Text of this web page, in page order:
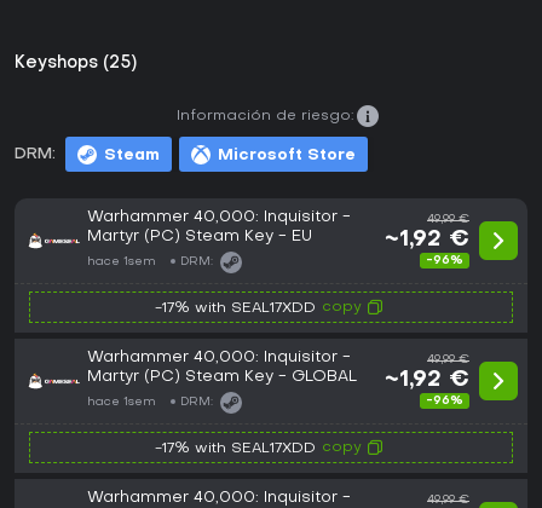
Keyshops (25)
DRM: Steam Microsoft Store
Información de riesgo:
Warhammer 40,000: Inquisitor -
Martyr (PC) Steam Key - EU
hace 1sem DRM:
49,99 €
~1,92 €
-96%
-17% with SEAL17XDD copy
Warhammer 40,000: Inquisitor -
Martyr (PC) Steam Key - GLOBAL
hace 1sem DRM:
49,99 €
~1,92 €
-96%
-17% with SEAL17XDD copy
Warhammer 40,000: Inquisitor -
49,99 €